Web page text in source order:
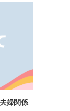
婦関係